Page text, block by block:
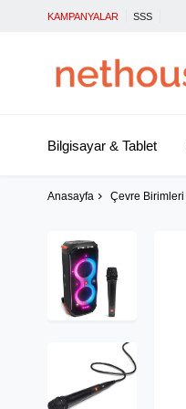
KAMPANYALAR SSS
Bilgisayar & Tablet
Anasayfa Çevre Birimleri